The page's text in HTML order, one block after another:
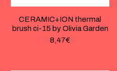
CERAMIC+ION thermal
brush ci-15 by Olivia Garden
8,47€